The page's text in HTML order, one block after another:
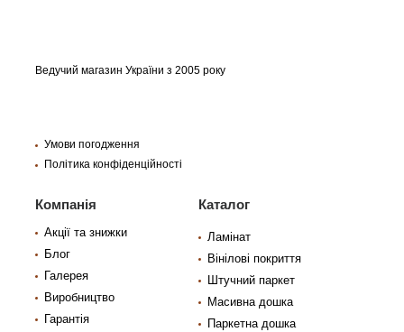
Ведучий магазин України з 2005 року
Умови погодження
Політика конфіденційності
Компанія
Акції та знижки
Блог
Галерея
Виробництво
Гарантія
Каталог
Ламінат
Вінілові покриття
Штучний паркет
Масивна дошка
Паркетна дошка